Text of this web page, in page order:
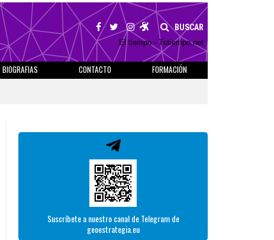
BUSCAR
El tiempo - Tutiempo.net
BIOGRAFIAS CONTACTO
FORMACIÓN
Suscríbete a nuestro canal de Telegram de
geoestrategia.eu